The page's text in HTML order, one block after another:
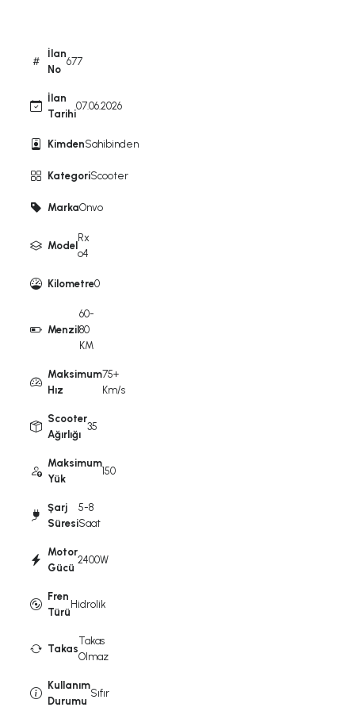
İlan
No
677
İlan
Tarihi
07.06.2026
KimdenSahibinden
KategoriScooter
MarkaOnvo
Model
Rx
o4
Kilometre0
Menzil
60-
80
KM
Maksimum
Hız
75+
Km/s
Scooter
Ağırlığı
35
Maksimum
Yük
150
Şarj
Süresi
5-8
Saat
Motor
Gücü
2400W
Fren
Türü
Hidrolik
Takas
Takas
Olmaz
Kullanım
Durumu
Sıfır